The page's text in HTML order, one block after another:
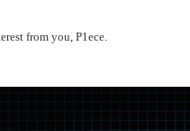
from you, P1ece.